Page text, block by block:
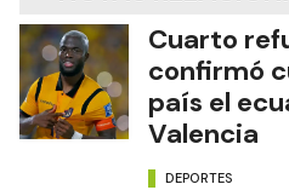
Cuarto
confirmó
país el
Valencia
DEPORTES